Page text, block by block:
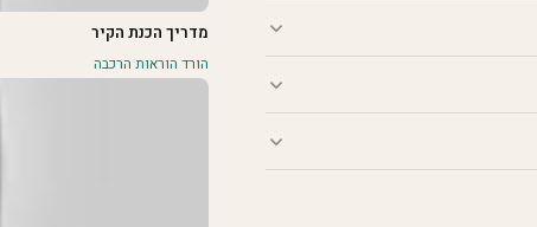
מדריך הכנת הקיר
הורד הוראות הרכבה